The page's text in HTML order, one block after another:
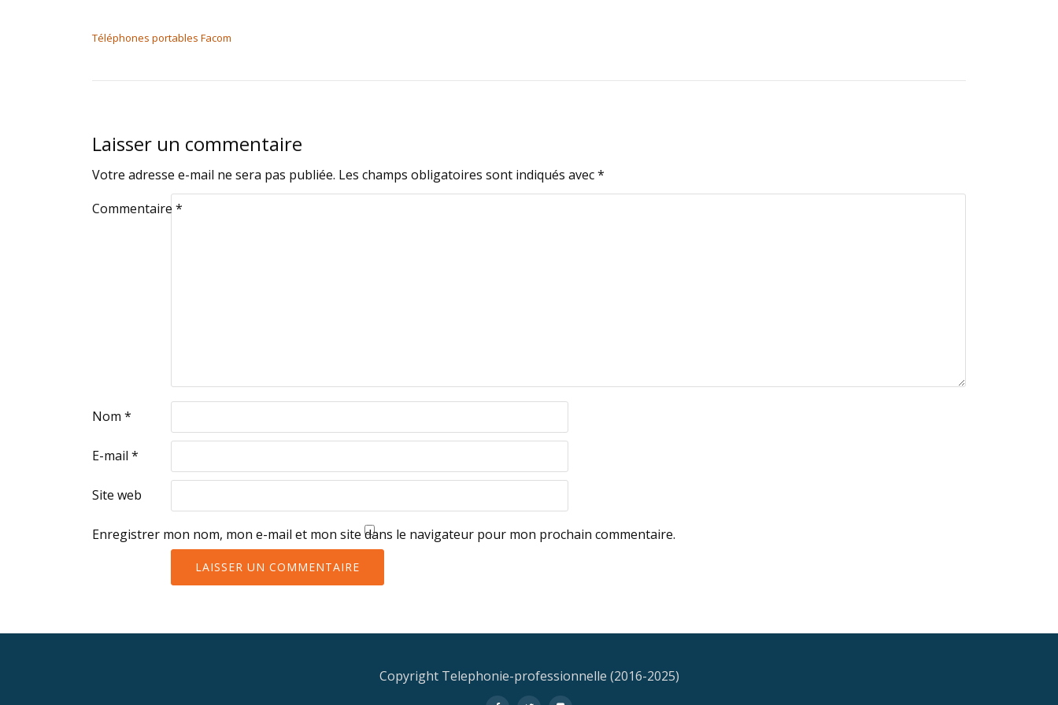
Téléphones portables Facom
Laisser un commentaire
Votre adresse e-mail ne sera pas publiée. Les champs obligatoires sont indiqués avec*
Commentaire *
Nom *
E-mail *
Site web
Enregistrer mon nom, mon e-mail et mon site dans le navigateur pour mon prochain commentaire.
Copyright Telephonie-professionnelle (2016-2025)